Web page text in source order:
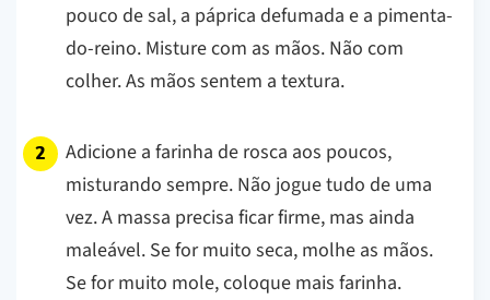
pouco de sal, a páprica defumada e a pimenta-
do-reino. Misture com as mãos. Não com
colher. As mãos sentem a textura.
Adicione a farinha de rosca aos poucos,
misturando sempre. Não jogue tudo de uma
vez. A massa precisa ficar firme, mas ainda
maleável. Se for muito seca, molhe as mãos.
Se for muito mole, coloque mais farinha.